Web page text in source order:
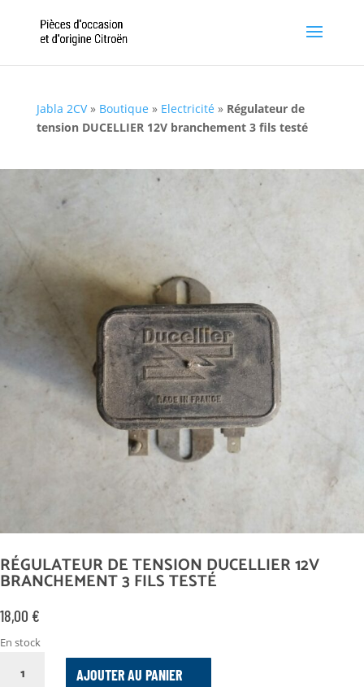
Jabla 2CV» Boutique » Electricité » Régulateur de
tension DUCELLIER 12V branchement 3 fils testé
RÉGULATEUR DE TENSION DUCELLIER 12V
BRANCHEMENT 3 FILS TESTÉ
18,00 €
En stock
AJOUTER AU PANIER